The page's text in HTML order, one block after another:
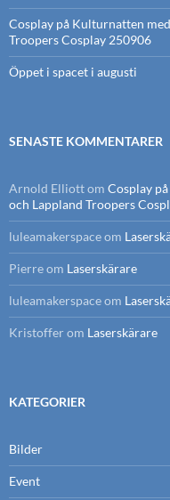
Cosplay på Kulturnatten
Troopers Cosplay 250906
Öppet i spacet i augusti
SENASTE KOMMENTARER
Arnold Elliottom Cosplay
och Lappland Troopers
luleamakerspaceom
Pierreom Laserskärare
luleamakerspaceom
Kristoffer om Laserskärare
KATEGORIER
Bilder
Event